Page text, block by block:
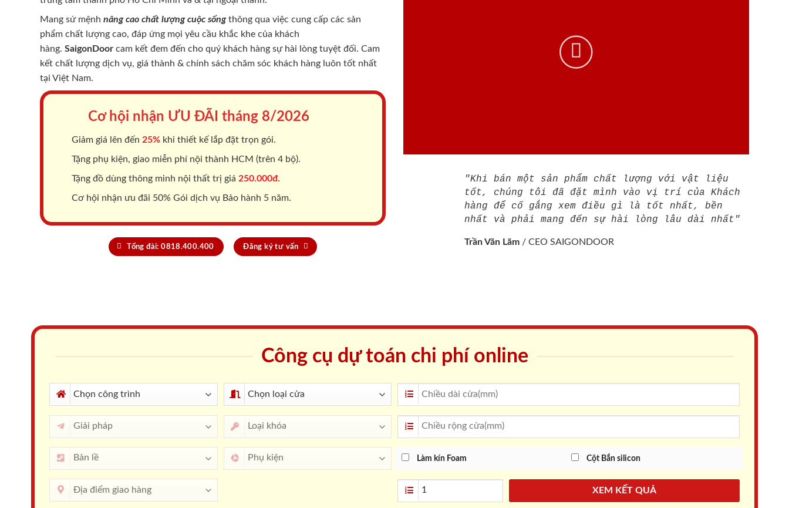
Mang sứ mệnh nâng cao chất lượng cuộc sốngthông qua việc cung cấp các sản
phẩm chất lượng cao, đáp ứng mọi yêu cầu khắc khe của khách
hàng. SaigonDoor cam kết đem đến cho quý khách hàng sự hài lòng tuyệt đối. Cam
kết chất lượng dịch vụ, giá thành & chính sách chăm sóc khách hàng luôn tốt nhất
tại Việt Nam.
Cơ hội nhận ƯU ĐÃI tháng 8/2026
Giảm giá lên đến 25% khi thiết kế lắp đặt trọn gói.
Tặng phụ kiện, giao miễn phí nội thành HCM (trên 4 bộ).
Tặng đồ dùng thông minh nội thất trị giá 250.000đ.
Cơ hội nhận ưu đãi 50% Gói dịch vụ Bảo hành 5 năm.
Tổng đài: 0818.400.400 Đăng ký tư vấn
"Khi bán một sản phẩm chất lượng với vật liệu
tốt, chúng tôi đã đặt mình vào vị trí của Khách
hàng để cố gắng xem điều gì là tốt nhất, bền
nhất và phải mang đến sự hài lòng lâu dài nhất"
Trần Văn Lãm / CEO SAIGONDOOR
Công cụ dự toán chi phí online
Làm kín Foam Cột Bắn silicon
XEM KẾT QUẢ